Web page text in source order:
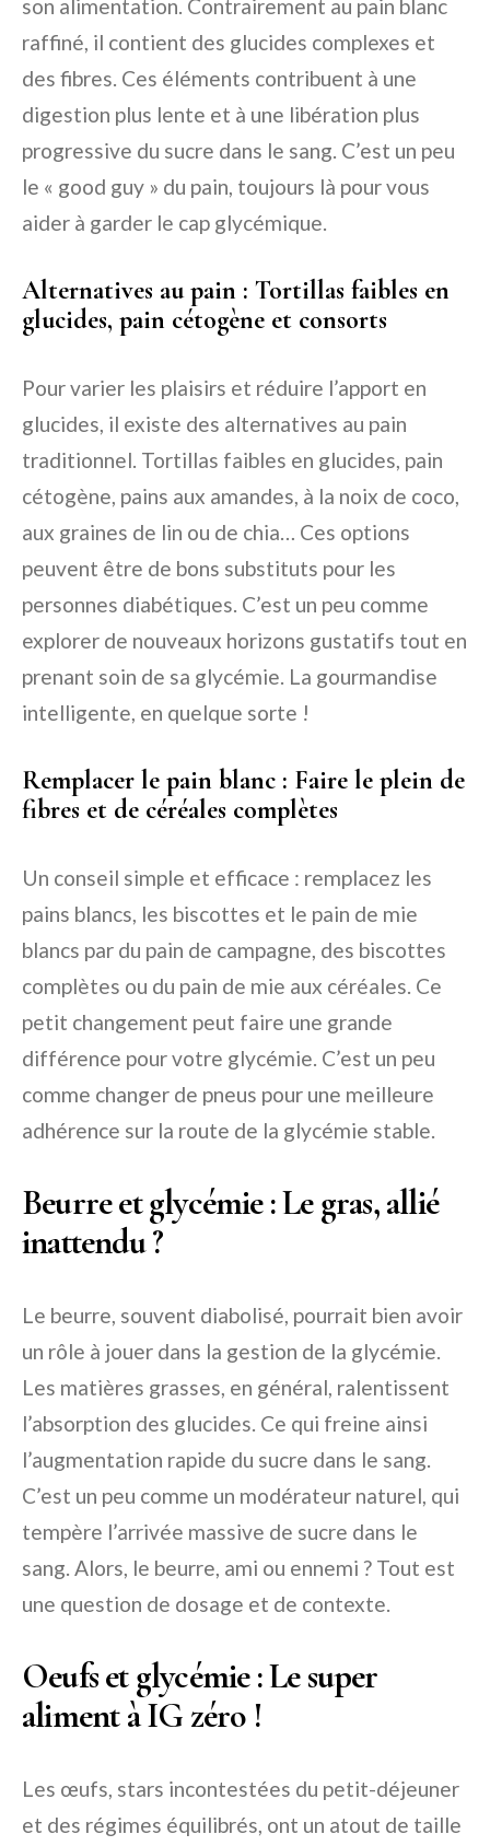
son alimentation. Contrairement au pain blanc
raffiné, il contient des glucides complexes et
des fibres. Ces éléments contribuent à une
digestion plus lente et à une libération plus
progressive du sucre dans le sang. C’est un peu
le « good guy » du pain, toujours là pour vous
aider à garder le cap glycémique.
Alternatives au pain : Tortillas faibles en
glucides, pain cétogène et consorts
Pour varier les plaisirs et réduire l’apport en
glucides, il existe des alternatives au pain
traditionnel. Tortillas faibles en glucides, pain
cétogène, pains aux amandes, à la noix de coco,
aux graines de lin ou de chia… Ces options
peuvent être de bons substituts pour les
personnes diabétiques. C’est un peu comme
explorer de nouveaux horizons gustatifs tout en
prenant soin de sa glycémie. La gourmandise
intelligente, en quelque sorte !
Remplacer le pain blanc : Faire le plein de
fibres et de céréales complètes
Un conseil simple et efficace : remplacez les
pains blancs, les biscottes et le pain de mie
blancs par du pain de campagne, des biscottes
complètes ou du pain de mie aux céréales. Ce
petit changement peut faire une grande
différence pour votre glycémie. C’est un peu
comme changer de pneus pour une meilleure
adhérence sur la route de la glycémie stable.
Beurre et glycémie : Le gras, allié
inattendu ?
Le beurre, souvent diabolisé, pourrait bien avoir
un rôle à jouer dans la gestion de la glycémie.
Les matières grasses, en général, ralentissent
l’absorption des glucides. Ce qui freine ainsi
l’augmentation rapide du sucre dans le sang.
C’est un peu comme un modérateur naturel, qui
tempère l’arrivée massive de sucre dans le
sang. Alors, le beurre, ami ou ennemi ? Tout est
une question de dosage et de contexte.
Oeufs et glycémie : Le super
aliment à IG zéro !
Les œufs, stars incontestées du petit-déjeuner
et des régimes équilibrés, ont un atout de taille